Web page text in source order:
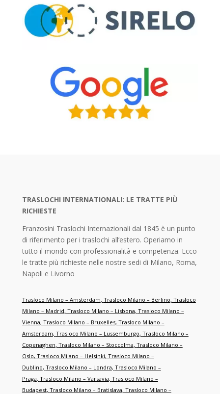
TRASLOCHI INTERNATIONALI: LE TRATTE PIÙ
RICHIESTE
Franzosini Traslochi Internazionali dal 1845 è un punto
di riferimento per i traslochi all’estero. Operiamo in
tutto il mondo con professionalità e competenza. Ecco
le tratte più richieste nelle nostre sedi di Milano, Roma,
Napoli e Livorno
Trasloco Milano – Amsterdam, Trasloco Milano – Berlino, Trasloco
Milano – Madrid, Trasloco Milano – Lisbona, Trasloco Milano –
Vienna, Trasloco Milano – Bruxelles, Trasloco Milano –
Amsterdam, Trasloco Milano – Lussemburgo, Trasloco Milano –
Copenaghen, Trasloco Milano – Stoccolma, Trasloco Milano –
Oslo, Trasloco Milano – Helsinki, Trasloco Milano –
Dublino, Trasloco Milano – Londra, Trasloco Milano –
Praga, Trasloco Milano – Varsavia, Trasloco Milano –
Budapest, Trasloco Milano – Bratislava, Trasloco Milano –